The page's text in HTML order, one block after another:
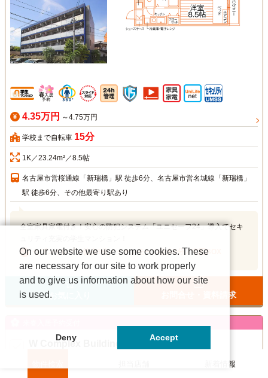
4.35万円 ～4.75万円
学校まで自転車 15分
1K／23.24m²／8.5帖
名古屋市営桜通線「新瑞橋」駅 徒歩6分、名古屋市営名城線「新瑞橋」
駅 徒歩6分、その他最寄り駅あり
全室家具家電付き！安心の防犯システム「ユニセーフ24」導入でセキ
セブンイレブン徒歩3分／イオンモール徒歩9分／宅配BOX
お気に入り お問合せ・資料請求
W Complex Building
満室（空室待ち）
新着情報
On our website we use some cookies. These
are necessary for our site to work properly
and to give us information about how our site
is used.
Deny Accept